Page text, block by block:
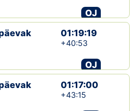
OJ
01:19:19
+40:53
OJ
01:17:00
+43:15